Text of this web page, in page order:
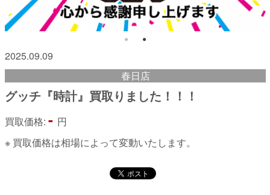
2025.09.09
春日店
グッチ『時計』買取りました！！！
買取価格: - 円
※ 買取価格は相場によって変動いたします。